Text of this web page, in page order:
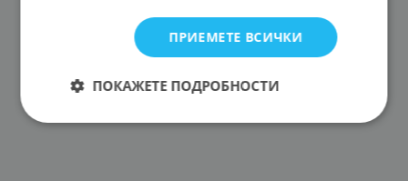
ПРИЕМЕТЕ ВСИЧКИ
ПОКАЖЕТЕ ПОДРОБНОСТИ